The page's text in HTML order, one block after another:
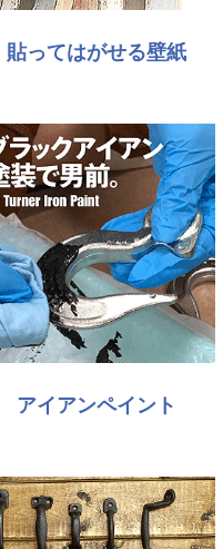
貼ってはがせる壁紙
アイアンペイント